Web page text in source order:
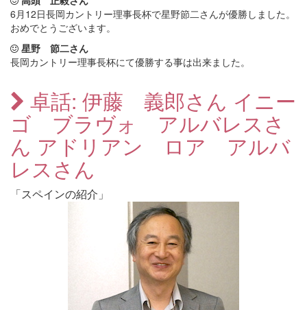
6月12日長岡カントリー理事長杯で星野節二さんが優勝しました。
おめでとうございます。
星野 節二さん
長岡カントリー理事長杯にて優勝する事は出来ました。
卓話: 伊藤 義郎さん イニー
ゴ ブラヴォ アルバレスさ
ん アドリアン ロア アルバ
レスさん
「スペインの紹介」